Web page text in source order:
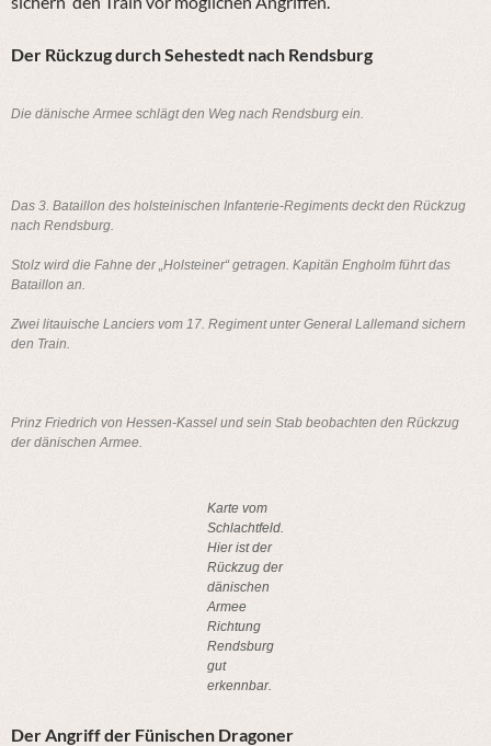
Der Rückzug durch Sehestedt nach Rendsburg
Die dänische Armee schlägt den Weg nach Rendsburg ein.
Das 3. Bataillon des holsteinischen Infanterie-Regiments deckt den Rückzug
nach Rendsburg.
Stolz wird die Fahne der „Holsteiner“ getragen. Kapitän Engholm führt das
Bataillon an.
Zwei litauische Lanciers vom 17. Regiment unter General Lallemand sichern
den Train.
Prinz Friedrich von Hessen-Kassel und sein Stab beobachten den Rückzug
der dänischen Armee.
Karte vom
Schlachtfeld.
Hier ist der
Rückzug der
dänischen
Armee
Richtung
Rendsburg
gut
erkennbar.
Der Angriff der Fünischen Dragoner